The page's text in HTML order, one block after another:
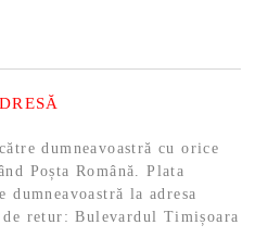
dumneavoastră cu orice
Poșta Română. Plata
la adresa
retur: Bulevardul Timișoara